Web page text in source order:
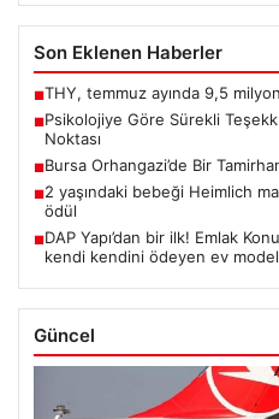
Son Eklenen Haberler
■THY, temmuz ayında 9,5
■Psikolojiye Göre Sürekli
Noktası
■Bursa Orhangazi’de Bir
■2 yaşındaki bebeği Heimlich
ödül
■DAP Yapı’dan bir ilk! Emlak
kendi kendini ödeyen ev
Güncel